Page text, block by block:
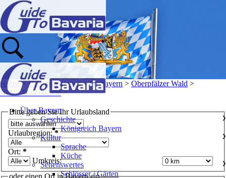
Home>Urlaubsregionen>Ostbayern > Oberpfälzer Wald >
Hotels/Unterkünfte>
Bitte geben Sie Ihr Urlaubsland
Urlaubregion:*
Ort: *
Umkreis:
Über Bayern
Geschichte
❯
Königreich Bayern
Kultur
❯
Sprache
Küche
Sehenswertes
❯
Schlösser / Gärten